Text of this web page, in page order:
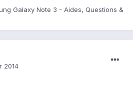
Galaxy Note 3 - Aides, Questions &
2014